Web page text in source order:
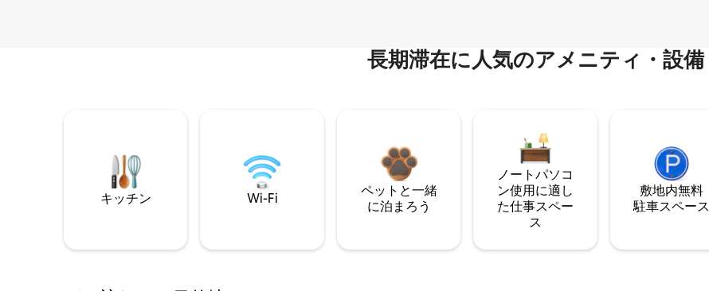
長期滞在に人気のアメニティ・設備
キッチン Wi-Fi
ペットと一緒
に泊まろう
ノートパソコ
ン使用に適し
た仕事スペー
ス
敷地内無料
駐⁠車ス⁠ペ⁠ー⁠ス